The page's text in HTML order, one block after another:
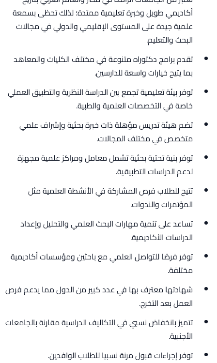
أكاديمي طويل وخبرة تعليمية ممتدة؛ لذلك تحظى بسمعة
علمية جيدة على المستوى الإقليمي والدولي في مجالات
البحث والتعليم.
تقدم برامج دكتوراه متنوعة في مختلف الكليات والمعاهد
بما يتيح خيارات واسعة للدارسين.
توفر بيئة تعليمية تجمع بين الدراسة النظرية والتطبيق العملي
خاصة في التخصصات العلمية والطبية.
تضم هيئة تدريس مؤهلة ذات خبرة بحثية وإشراف علمي
متخصص في مختلف المجالات.
توفر بنية تحتية بحثية تشمل معامل ومراكز علمية مجهزة
لدعم الدراسات التطبيقية.
تتيح للطلاب فرص المشاركة في الأنشطة العلمية مثل
المؤتمرات والندوات.
تساعد على تنمية مهارات البحث العلمي والتحليل وإعداد
الدراسات الأكاديمية.
توفر فرصًا للتواصل العلمي مع باحثين ومؤسسات أكاديمية
مختلفة.
شهادتها معترف بها في عدد كبير من الدول مما يدعم فرص
العمل بعد التخرج.
تتميز بانخفاض نسبي في التكاليف الدراسية مقارنة بالجامعات
الأجنبية.
توفر إجراءات قبول مرنة نسبيا للطلاب الوافدين.